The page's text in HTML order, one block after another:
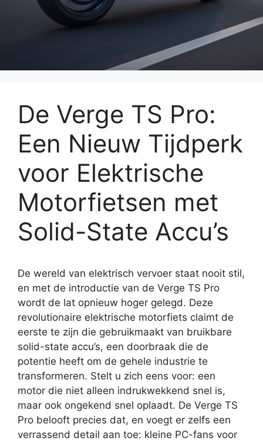
De Verge TS Pro:
Een Nieuw Tijdperk
voor Elektrische
Motorfietsen met
Solid-State Accu’s
De wereld van elektrisch vervoer staat nooit stil,
en met de introductie van de Verge TS Pro
wordt de lat opnieuw hoger gelegd. Deze
revolutionaire elektrische motorfiets claimt de
eerste te zijn die gebruikmaakt van bruikbare
solid-state accu’s, een doorbraak die de
potentie heeft om de gehele industrie te
transformeren. Stelt u zich eens voor: een
motor die niet alleen indrukwekkend snel is,
maar ook ongekend snel oplaadt. De Verge TS
Pro belooft precies dat, en voegt er zelfs een
verrassend detail aan toe: kleine PC-fans voor